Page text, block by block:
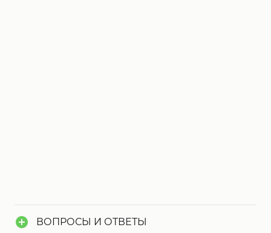
ВОПРОСЫ И ОТВЕТЫ